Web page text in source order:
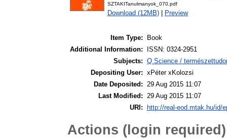
SZTAKITanulmanyok_070.pdf
Download (12MB) Preview
Item Type:
Book
Additional Information:
ISSN: 0324-2951
Subjects: Q Science /
Depositing User: xPéter xKolozsi
Date Deposited: 29 Aug 2015 11:07
Last Modified: 29 Aug 2015 11:07
URI:
http://real-eod.mtak.hu/id/
Actions (login required)